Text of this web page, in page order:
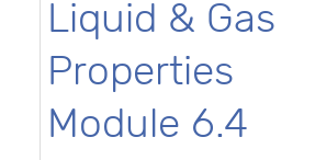
Liquid & Gas
Properties
Module 6.4